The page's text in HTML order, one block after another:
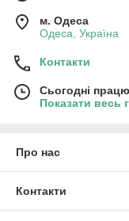
м. Одеса
Одеса, Україна
Контакти
Сьогодні
Показати весь
Про нас
Контакти